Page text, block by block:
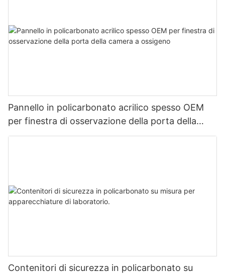
Pannello in policarbonato acrilico spesso OEM
per finestra di osservazione della porta della
camera a ossigeno
Contenitori di sicurezza in policarbonato su